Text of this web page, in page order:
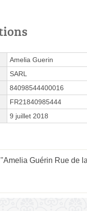
Amelia Guerin
SARL
84098544400016
FR21840985444
9 juillet 2018
Guérin Rue de